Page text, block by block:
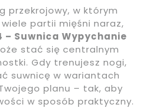
przekrojowy, w którym
partii mięśni naraz,
– Suwnica Wypychanie
stać się centralnym
Gdy trenujesz nogi,
suwnicę w wariantach
planu – tak, aby
w sposób praktyczny.